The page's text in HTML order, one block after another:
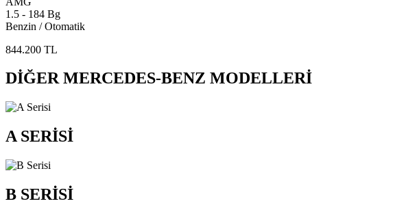
1.5 - 184 Bg
Benzin / Otomatik
844.200 TL
DİĞER MERCEDES-BENZ MODELLERİ
A SERİSİ
B SERİSİ